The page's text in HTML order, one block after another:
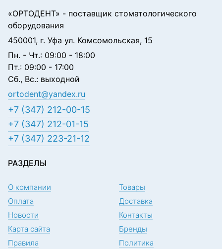
«ОРТОДЕНТ» - поставщик стоматологического
оборудования
450001, г. Уфа ул. Комсомольская, 15
Пн. - Чт.: 09:00 - 18:00
Пт.: 09:00 - 17:00
Сб., Вс.: выходной
ortodent@yandex.ru
+7 (347) 212-00-15
+7 (347) 212-01-15
+7 (347) 223-21-12
РАЗДЕЛЫ
О компании
Товары
Оплата
Доставка
Новости
Контакты
Карта сайта
Бренды
Правила
Политика